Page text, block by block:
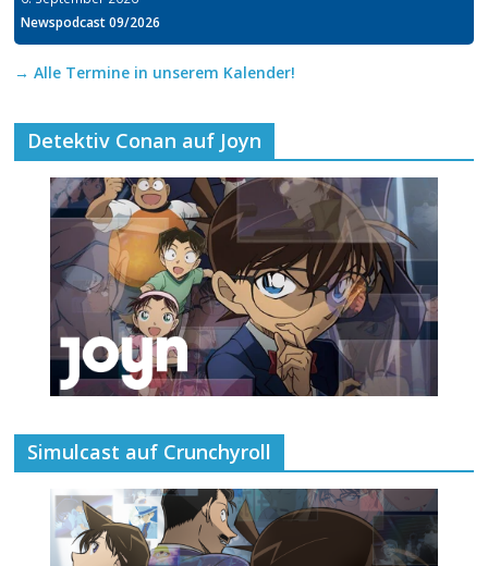
Newspodcast 09/2026
→ Alle Termine in unserem Kalender!
Detektiv Conan auf Joyn
Simulcast auf Crunchyroll